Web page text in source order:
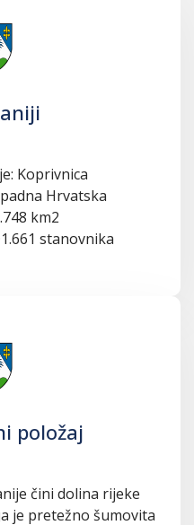
Koprivnica
Hrvatska
km2
stanovnika
položaj
čini dolina rijeke
je pretežno šumovita